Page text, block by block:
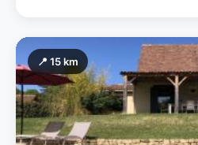
📍 15 km